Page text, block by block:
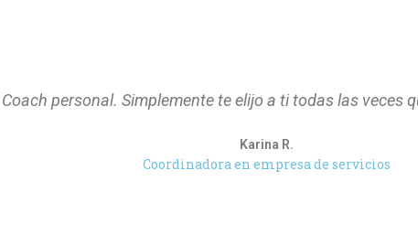
personal. Simplemente te elijo a ti todas las veces
Karina R.
Coordinadora en empresa de servicios